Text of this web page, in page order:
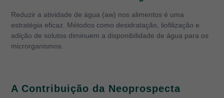
Reduzir a atividade de água (aw) nos alimentos é uma
estratégia eficaz. Métodos como desidratação, liofilização e
adição de solutos diminuem a disponibilidade de água para os
microrganismos.
A Contribuição da Neoprospecta